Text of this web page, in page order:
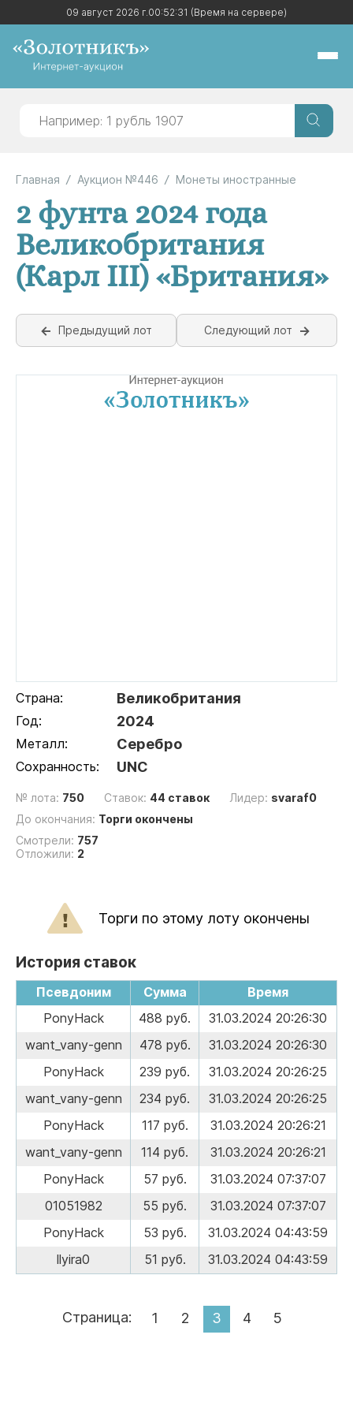
09 август 2026 г.00:52:32 (Время на сервере)
09 август 2026 г.00:52:32 (Время на сервере)
Главная Аукцион №446 Монеты иностранные
2 фунта 2024 года
Великобритания
(Карл III) «Британия»
Предыдущий лот Следующий лот
Страна: Великобритания
Год: 2024
Металл: Серебро
Сохранность: UNC
№ лота: 750 Ставок: 44 ставок Лидер: svaraf0
До окончания: Торги окончены
Смотрели: 757
Отложили: 2
Торги по этому лоту окончены
История ставок
Псевдоним Сумма
Время
PonyHack
488 руб.
31.03.2024 20:26:30
want_vany-genn
478 руб.
31.03.2024 20:26:30
PonyHack
239 руб.
31.03.2024 20:26:25
want_vany-genn
234 руб.
31.03.2024 20:26:25
PonyHack
117 руб.
31.03.2024 20:26:21
want_vany-genn
114 руб.
31.03.2024 20:26:21
PonyHack
57 руб.
31.03.2024 07:37:07
01051982
55 руб.
31.03.2024 07:37:07
PonyHack
53 руб.
31.03.2024 04:43:59
llyira0
51 руб. 31.03.2024 04:43:59
Страница: 1 2 3 4 5